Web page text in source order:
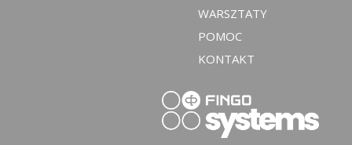
WARSZTATY
POMOC
KONTAKT